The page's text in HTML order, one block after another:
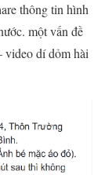
thông tin hình
một vấn đề
video dí dỏm hài